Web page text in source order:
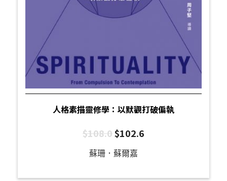
人格素描靈修學：以默觀打破偏執
$108.0$102.6
蘇珊．蘇爾嘉